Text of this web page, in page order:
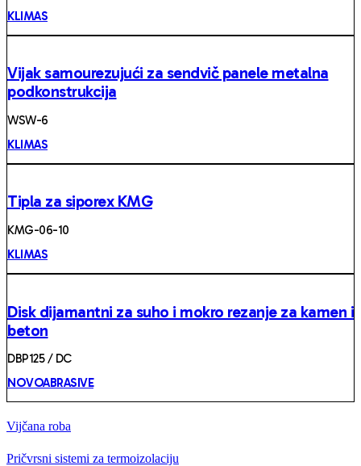
KLIMAS
Vijak samourezujući za sendvič panele metalna
podkonstrukcija
WSW-6
KLIMAS
Tipla za siporex KMG
KMG-06-10
KLIMAS
Disk dijamantni za suho i mokro rezanje za kamen i
beton
DBP125 / DC
NOVOABRASIVE
Vijčana roba
Pričvrsni sistemi za termoizolaciju